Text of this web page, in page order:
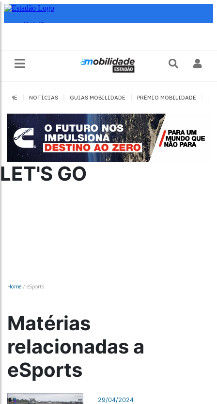
HOME NOTÍCIAS GUIAS MOBILIDADE PRÊMIO MOBILIDADE
LET'S GO
Home / eSports
Matérias
relacionadas a
eSports
29/04/2024